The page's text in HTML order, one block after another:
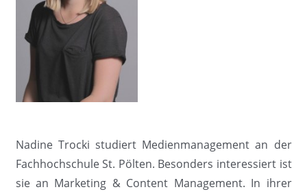
Nadine Trocki studiert Medienmanagement an der
Fachhochschule St. Pölten. Besonders interessiert ist
sie an Marketing & Content Management. In ihrer